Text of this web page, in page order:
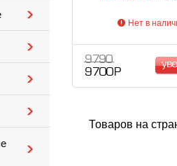
Нет в
9 790
9 700 Р
Товаров на